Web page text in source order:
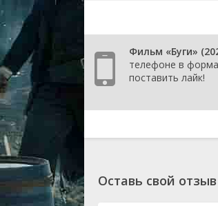
Фильм «Буги»
телефоне в
поставить лайк!
Оставь свой отзыв